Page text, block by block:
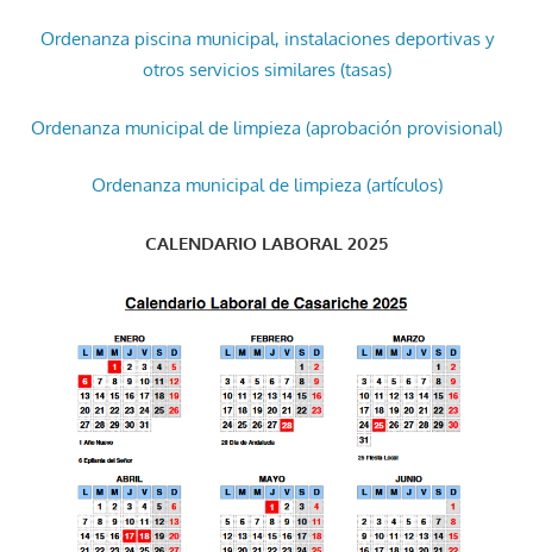
Ordenanza piscina municipal, instalaciones deportivas y
otros servicios similares (tasas)
Ordenanza municipal de limpieza (aprobación provisional)
Ordenanza municipal de limpieza (artículos)
CALENDARIO LABORAL 2025